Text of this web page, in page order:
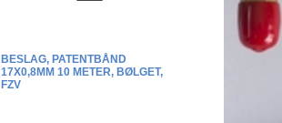
BESLAG, PATENTBÅND
17X0,8MM 10 METER, BØLGET,
FZV